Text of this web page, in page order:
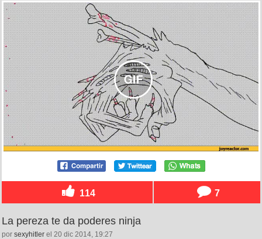
114 7
La pereza te da poderes ninja
por sexyhitler el 20 dic 2014, 19:27